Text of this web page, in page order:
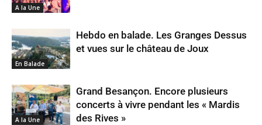
A la Une
En Balade
Hebdo en balade. Les Granges Dessus
et vues sur le château de Joux
A la Une
Grand Besançon. Encore plusieurs
concerts à vivre pendant les « Mardis
des Rives »